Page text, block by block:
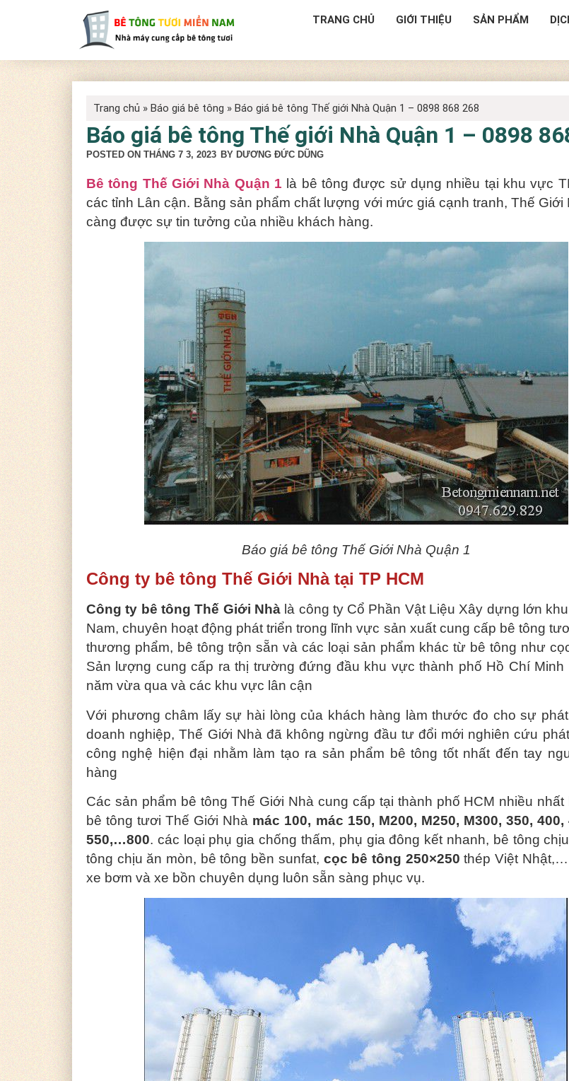
TRANG CHỦ GIỚI THIỆU SẢN PHẨM
Trang chủ » Báo giá bê tông » Báo giá bê tông Thế giới Nhà Quận 1 – 0898 868 268
Báo giá bê tông Thế giới Nhà Quận 1 – 0898
POSTED ON THÁNG 7 3, 2023 BY DƯƠNG ĐỨC DŨNG
Bê tông Thế Giới Nhà Quận 1 là bê tông được sử dụng nhiều tại khu vực
các tỉnh Lân cận. Bằng sản phẩm chất lượng với mức giá cạnh tranh, Thế Giới
càng được sự tin tưởng của nhiều khách hàng.
Báo giá bê tông Thế Giới Nhà Quận 1
Công ty bê tông Thế Giới Nhà tại TP HCM
Công ty bê tông Thế Giới Nhàlà công ty Cổ Phần Vật Liệu Xây dựng lớn
Nam, chuyên hoạt động phát triển trong lĩnh vực sản xuất cung cấp bê tông
thương phẩm, bê tông trộn sẵn và các loại sản phẩm khác từ bê tông như
Sản lượng cung cấp ra thị trường đứng đầu khu vực thành phố Hồ Chí Minh
năm vừa qua và các khu vực lân cận
Với phương châm lấy sự hài lòng của khách hàng làm thước đo cho sự
doanh nghiệp, Thế Giới Nhà đã không ngừng đầu tư đổi mới nghiên cứu
công nghệ hiện đại nhằm làm tạo ra sản phẩm bê tông tốt nhất đến tay
hàng
Các sản phẩm bê tông Thế Giới Nhà cung cấp tại thành phố HCM nhiều nhất
bê tông tươi Thế Giới Nhà mác 100, mác 150, M200, M250, M300, 350, 400,
550,…800. các loại phụ gia chống thấm, phụ gia đông kết nhanh, bê tông
tông chịu ăn mòn, bê tông bền sunfat, cọc bê tông 250×250 thép Việt
xe bơm và xe bồn chuyên dụng luôn sẵn sàng phục vụ.